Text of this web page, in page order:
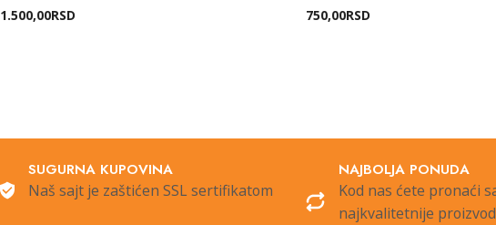
1.500,00RSD 750,00RSD
SUGURNA KUPOVINA
Naš sajt je zaštićen SSL sertifikatom
NAJBOLJA PONUDA
Kod nas ćete pronaći
najkvalitetnije